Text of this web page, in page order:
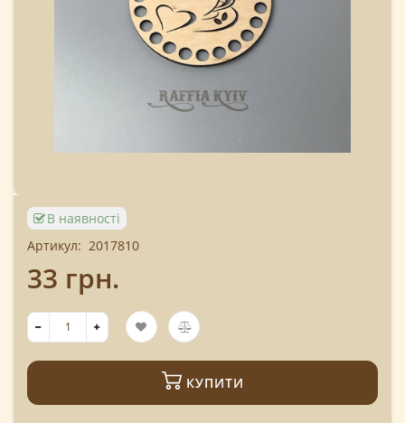
В наявності
Артикул: 2017810
33 грн.
КУПИТИ